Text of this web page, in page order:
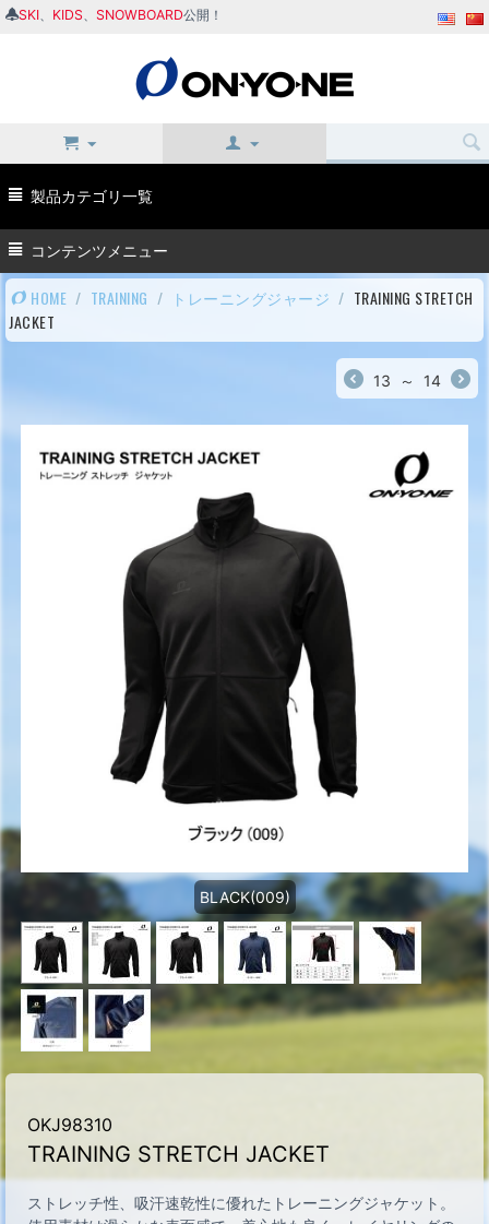
SKI KIDS SNOWBOARD公開！
製品カテゴリ一覧
コンテンツメニュー
HOME / TRAINING / トレーニングジャージ / TRAINING STRETCH
JACKET
13 ～ 14
BLACK(009)
OKJ98310
TRAINING STRETCH JACKET
ストレッチ性、吸汗速乾性に優れたトレーニングジャケット。